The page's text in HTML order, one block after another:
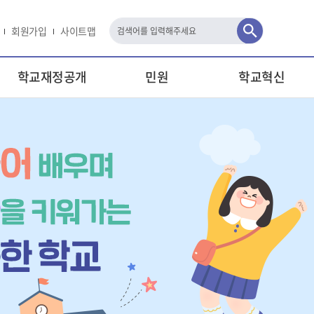
회원가입 사이트맵
검
색
학교재정공개 민원 학교혁신